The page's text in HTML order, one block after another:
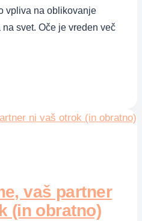
vpliva na oblikovanje
svet. Oče je vreden več
vaš partner
(in obratno)